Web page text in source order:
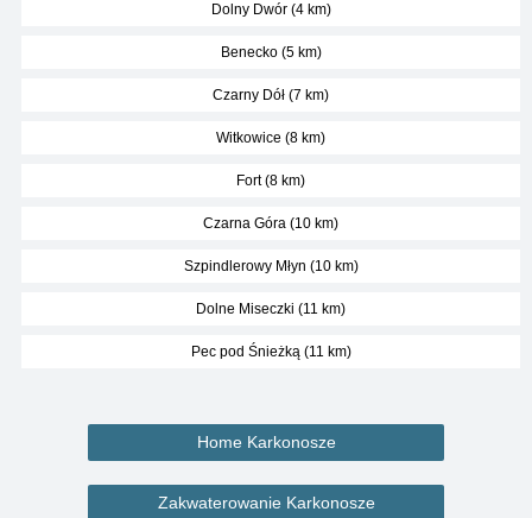
Dolny Dwór (4 km)
Benecko (5 km)
Czarny Dół (7 km)
Witkowice (8 km)
Fort (8 km)
Czarna Góra (10 km)
Szpindlerowy Młyn (10 km)
Dolne Miseczki (11 km)
Pec pod Śnieżką (11 km)
Home Karkonosze
Zakwaterowanie Karkonosze